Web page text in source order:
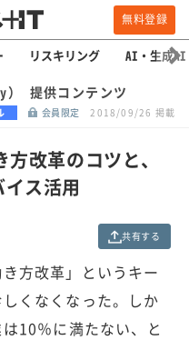
無料登録
リスキリング AI・生成AI
） 提供コンテンツ
会員限定 2018/09/26 掲載
改革のコツと、
ス活用
共有する
方改革」というキー
くなくなった。しか
10％に満たない、と